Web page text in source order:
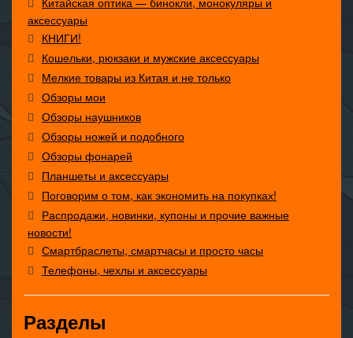
аксессуары
КНИГИ!
Кошельки, рюкзаки и мужские аксессуары
Мелкие товары из Китая и не только
Обзоры мои
Обзоры наушников
Обзоры ножей и подобного
Обзоры фонарей
Планшеты и аксессуары
Поговорим о том, как экономить на покупках!
Распродажи, новинки, купоны и прочие важные
новости!
Смартбраслеты, смартчасы и просто часы
Телефоны, чехлы и аксессуары
Разделы